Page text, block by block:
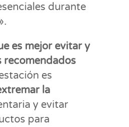
durante
es mejor evitar y
recomendados
es
la
y evitar
para